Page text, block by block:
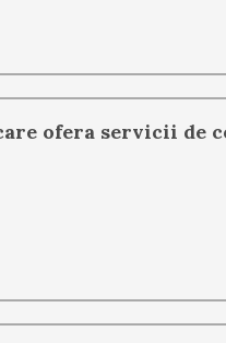
ofera servicii de